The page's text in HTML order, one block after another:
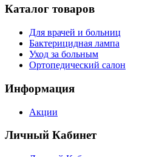
Каталог товаров
Для врачей и больниц
Бактерицидная лампа
Уход за больным
Ортопедический салон
Информация
Акции
Личный Кабинет